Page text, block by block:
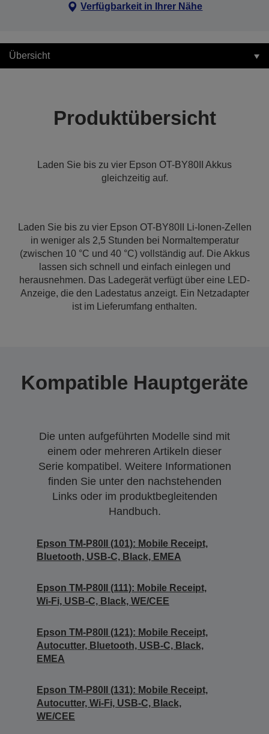
Verfügbarkeit in Ihrer Nähe
Übersicht
Produktübersicht
Laden Sie bis zu vier Epson OT-BY80II Akkus
gleichzeitig auf.
Laden Sie bis zu vier Epson OT-BY80II Li-Ionen-Zellen
in weniger als 2,5 Stunden bei Normaltemperatur
(zwischen 10 °C und 40 °C) vollständig auf. Die Akkus
lassen sich schnell und einfach einlegen und
herausnehmen. Das Ladegerät verfügt über eine LED-
Anzeige, die den Ladestatus anzeigt. Ein Netzadapter
ist im Lieferumfang enthalten.
Kompatible Hauptgeräte
Die unten aufgeführten Modelle sind mit
einem oder mehreren Artikeln dieser
Serie kompatibel. Weitere Informationen
finden Sie unter den nachstehenden
Links oder im produktbegleitenden
Handbuch.
Epson TM-P80II (101): Mobile Receipt,
Bluetooth, USB-C, Black, EMEA
Epson TM-P80II (111): Mobile Receipt,
Wi-Fi, USB-C, Black, WE/CEE
Epson TM-P80II (121): Mobile Receipt,
Autocutter, Bluetooth, USB-C, Black,
EMEA
Epson TM-P80II (131): Mobile Receipt,
Autocutter, Wi-Fi, USB-C, Black,
WE/CEE